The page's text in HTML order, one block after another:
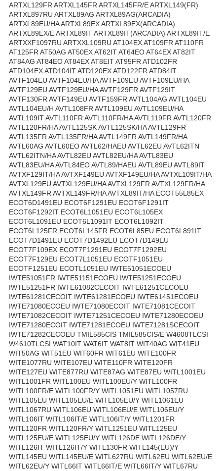
ARTXL129FR ARTXL145FR ARTXL145FR/E ARTXL149(FR)
ARTXL897RU ARTXL89AG ARTXL89AG(ARCADIA)
ARTXL89EU/HA ARTXL89EX ARTXL89EX(ARCADIA)
ARTXL89EX/E ARTXL89IT ARTXL89IT(ARCADIA) ARTXL89IT/E
ARTXXF1097RU ARTXXL109RU AT104EX AT109FR AT110FR
AT125FR AT50AG AT50EX AT62IT AT64EO AT64EX AT82IT
AT84AG AT84EO AT84EX AT8EIT AT95FR ATD102FR
ATD104EX ATD104IT ATD120EX ATD122FR ATD84IT
AVTF104EU AVTF104EU/HA AVTF109EU AVTF109EU/HA
AVTF129EU AVTF129EU/HA AVTF129FR AVTF129IT
AVTF130FR AVTF149EU AVTF159FR AVTL104AG AVTL104EU
AVTL104EU/H AVTL108FR AVTL109EU AVTL109EU/HA
AVTL109IT AVTL110FR AVTL110FR/HA AVTL119FR AVTL120FR
AVTL120FR/HA AVTL125SK AVTL125SK/HA AVTL129FR
AVTL135FR AVTL135FR/HA AVTL149FR AVTL149FR/HA
AVTL60AG AVTL60EO AVTL62/HAEU AVTL62EU AVTL62ITN
AVTL62ITN/HA AVTL82EU AVTL82EU/HA AVTL83EU
AVTL83EU/HA AVTL84EO AVTL89/HAEU AVTL89EU AVTL89IT
AVTXF129IT/HA AVTXF149EU AVTXF149EU/HA AVTXL109IT/HA
AVTXL129EU AVTXL129EU/HA AVTXL129FR AVTXL129FR/HA
AVTXL149FR AVTXL149FR/HA AVTXL89IT/HA ECOT55L85EX
ECOT6D1491EU ECOT6F1291EU ECOT6F1291IT
ECOT6F1292IT ECOT6L1051EU ECOT6L105EX
ECOT6L1091EU ECOT6L1091IT ECOT6L1092IT
ECOT6L125FR ECOT6L145FR ECOT6L85EU ECOT6L891IT
ECOT7D1491EU ECOT7D1492EU ECOT7D149EU
ECOT7F109EX ECOT7F1291EU ECOT7F1292EU
ECOT7F129EU ECOT7L1051EU ECOTF1051EU
ECOTF1251EU ECOTL1051EU IWTE51051ECOEU
IWTE51051FR IWTE51151ECOEU IWTE51251ECOEU
IWTE51251FR IWTE61082CECOIT IWTE61251CECOEU
IWTE61281CECOIT IWTE61281ECOEU IWTE61451ECOEU
IWTE71080ECOEU IWTE71080ECOIT IWTE71081CECOIT
IWTE71082CECOIT IWTE71251CECOEU IWTE71280ECOEU
IWTE71280ECOIT IWTE71281ECOEU IWTE71281SCECOIT
IWTE71282CECOEU TMIL585CIS TMIL585CIS/E W4608TLCSI
W4610TLCSI WAT10IT WAT6IT WAT8IT WIT40AG WIT41EU
WIT50AG WIT51EU WIT60FR WIT61EU WITE100FR
WITE1077RU WITE107EU WITE110FR WITE120FR
WITE127EU WITE877RU WITE87AG WITE87EU WITL1001EU
WITL1001FR WITL100EU WITL100EU/Y WITL100FR
WITL100FR/E WITL100FR/Y WITL1051EU WITL1057RU
WITL105EU WITL105EU/E WITL105EU/Y WITL1061EU
WITL1067RU WITL106EU WITL106EU/E WITL106EU/Y
WITL106IT WITL106IT/E WITL106IT/Y WITL1201FR
WITL120FR WITL120FR/Y WITL1251EU WITL125EU
WITL125EU/E WITL125EU/Y WITL126DE WITL126DE/Y
WITL126IT WITL126IT/Y WITL130FR WITL145(EU)/Y
WITL145EU WITL145EU/E WITL627RU WITL62EU WITL62EU/E
WITL62EU/Y WITL66IT WITL66IT/E WITL66IT/Y WITL67RU